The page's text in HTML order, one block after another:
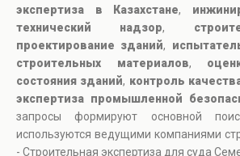
экспертиза в Казахстане,
технический надзор,
проектирование зданий,
строительных материалов,
состояния зданий, контроль
экспертиза промышленной
запросы формируют основной
используются ведущими компаниями
- Строительная экспертиза для суда